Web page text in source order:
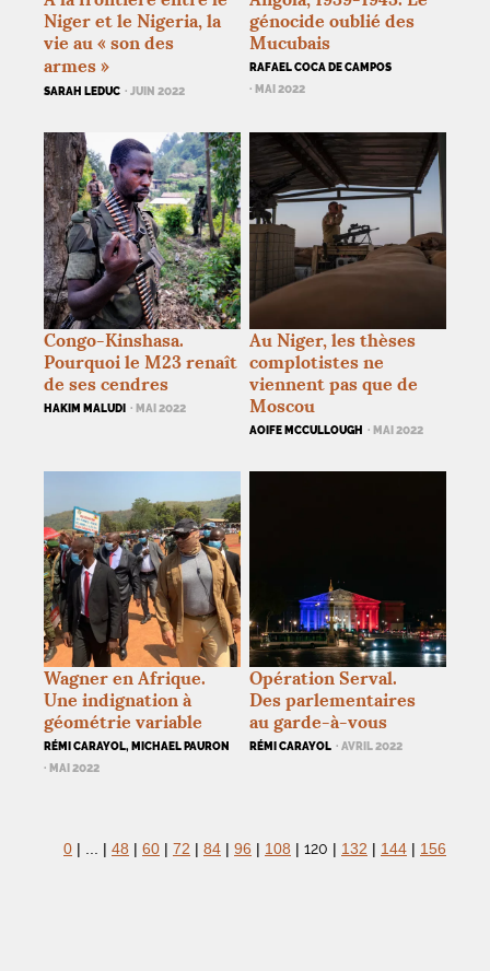
Niger et le Nigeria, la
vie au « son des
armes »
SARAH LEDUC · JUIN 2022
génocide oublié des
Mucubais
RAFAEL COCA DE CAMPOS
· MAI 2022
Congo-Kinshasa.
Pourquoi le M23 renaît
de ses cendres
HAKIM MALUDI · MAI 2022
Au Niger, les thèses
complotistes ne
viennent pas que de
Moscou
AOIFE MCCULLOUGH · MAI 2022
Wagner en Afrique.
Une indignation à
géométrie variable
RÉMI CARAYOL, MICHAEL PAURON
· MAI 2022
Opération Serval.
Des parlementaires
au garde-à-vous
RÉMI CARAYOL · AVRIL 2022
0 | | 48 | 60 | 72 | 84 | 96 | 108 | 120 | 132 | 144 | 156